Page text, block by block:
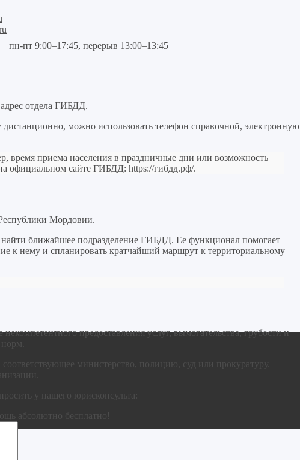
пн-пт 9:00–17:45, перерыв 13:00–13:45
отдела ГИБДД.
можно использовать телефон справочной, электронную
время приема населения в праздничные дни или возможность
официальном сайте ГИБДД: https://гибдд.рф/.
Мордовии.
ближайшее подразделение ГИБДД. Ее функционал помогает
к нему и спланировать кратчайший маршрут к территориальному
предоставления услуг, вымогательства, грубости и
министерство, полицию, суд или прокуратуру.
у нашего юрисконсульта:
абсолютно бесплатно!